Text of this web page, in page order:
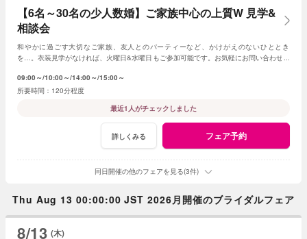
【6名～30名の少人数婚】ご家族中心の上質W 見学&
相談会
和やかに過ごす大切なご家族、友人とのパーティーなど、かけがえのないひととき
を…。衣装見学がなければ、火曜日&水曜日もご参加可能です。お気軽にお問い合わせく
09:00～ 10:00～ 14:00～ 15:00～
120分程度
最近1人がチェックしました
詳しくみる フェア予約
同日開催の他のフェアを見る(3件)
Thu Aug 13 00:00:00 JST 2026月開催のブライダルフェア
8/13 (木)